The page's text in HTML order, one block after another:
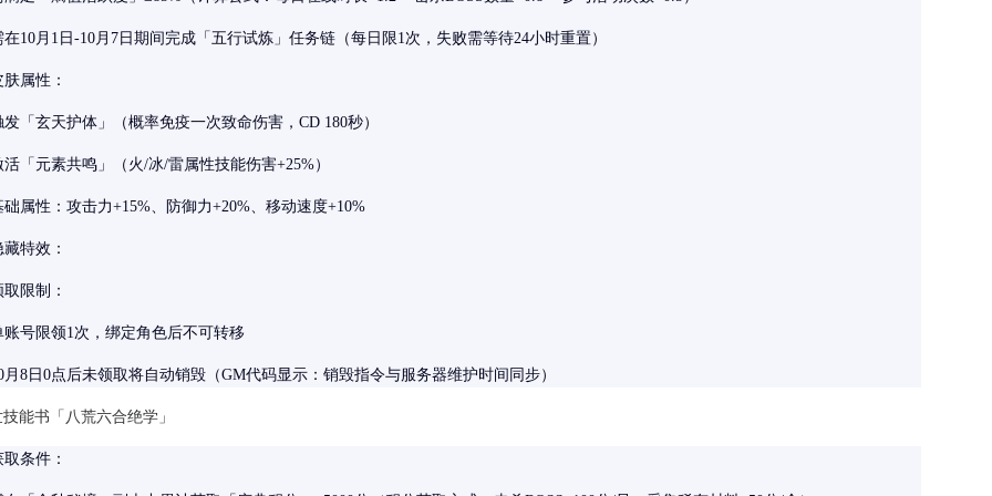
在10月1日-10月7日期间完成「五行试炼」任务链（每日限1次，失败需等待24小时重置）
肤属性：
发「玄天护体」（概率免疫一次致命伤害，CD 180秒）
活「元素共鸣」（火/冰/雷属性技能伤害+25%）
础属性：攻击力+15%、防御力+20%、移动速度+10%
藏特效：
取限制：
账号限领1次，绑定角色后不可转移
月8日0点后未领取将自动销毁（GM代码显示：销毁指令与服务器维护时间同步）
能书「八荒六合绝学」
取条件：